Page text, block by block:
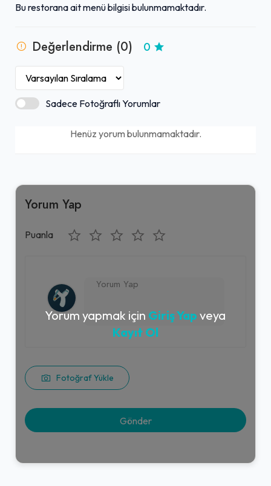
Bu restorana ait menü bilgisi bulunmamaktadır.
Değerlendirme (0) 0
Sadece Fotoğraflı Yorumlar
Henüz yorum bulunmamaktadır.
Yorum Yap
Puanla
Fotoğraf Yükle
Yorum yapmak için Giriş Yap veya
Kayıt Ol